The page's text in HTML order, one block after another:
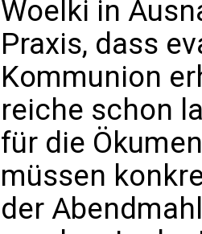
Woelki in
Praxis, dass
Kommunion
reiche schon
für die
müssen
der